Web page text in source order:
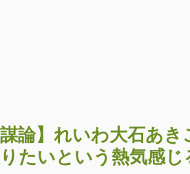
謀論】れいわ大石あ
たいという熱気感